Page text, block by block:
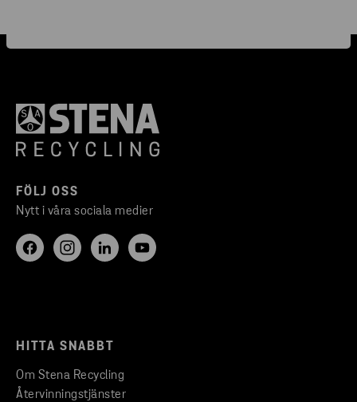
FÖLJ OSS
Nytt i våra sociala medier
HITTA SNABBT
Om Stena Recycling
Återvinningstjänster